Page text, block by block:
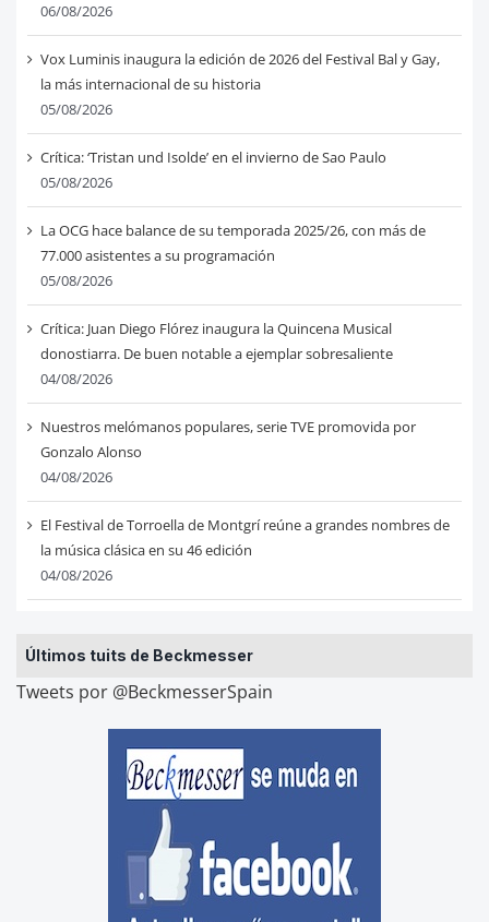
06/08/2026
Vox Luminis inaugura la edición de 2026 del Festival Bal y Gay,
la más internacional de su historia
05/08/2026
Crítica: ‘Tristan und Isolde’ en el invierno de Sao Paulo
05/08/2026
La OCG hace balance de su temporada 2025/26, con más de
77.000 asistentes a su programación
05/08/2026
Crítica: Juan Diego Flórez inaugura la Quincena Musical
donostiarra. De buen notable a ejemplar sobresaliente
04/08/2026
Nuestros melómanos populares, serie TVE promovida por
Gonzalo Alonso
04/08/2026
El Festival de Torroella de Montgrí reúne a grandes nombres de
la música clásica en su 46 edición
04/08/2026
Últimos tuits de Beckmesser
Tweets por @BeckmesserSpain